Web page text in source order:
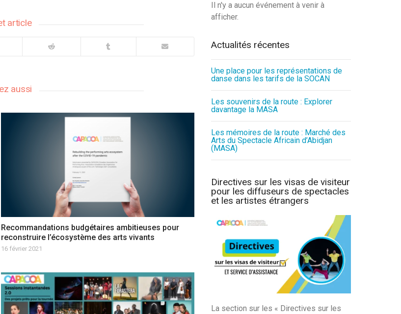
article
aussi
Recommandations budgétaires ambitieuses pour
reconstruire l’écosystème des arts vivants
16 février 2021
Il n'y a aucun événement à venir à
afficher.
Actualités récentes
Une place pour les représentations de
danse dans les tarifs de la SOCAN
Les souvenirs de la route : Explorer
davantage la MASA
Les mémoires de la route : Marché des
Arts du Spectacle Africain d’Abidjan
(MASA)
Directives sur les visas de visiteur
pour les diffuseurs de spectacles
et les artistes étrangers
La section sur les « Directives sur les